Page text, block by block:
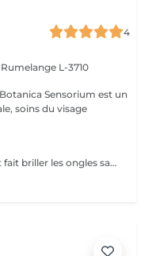
4
Rumelange L-3710
soins du visage
Un soin naturel qui nourrit, fortifie et fait briller les ongles sans vernis. Grâce à une pâte enrichie en cire d'abeille, kératine et minéraux, suivie d'une poudre de perle protectrice, les ongles retrouvent force, éclat et un fini brillant naturel.